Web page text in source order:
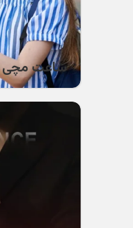
ساعت مچی